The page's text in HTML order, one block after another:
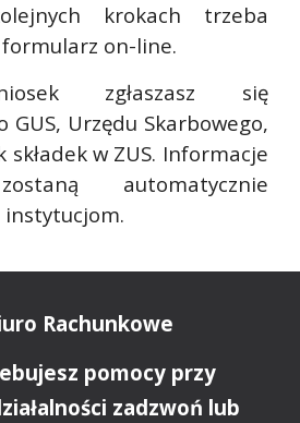
krokach trzeba
formularz on-line.
zgłaszasz się
Urzędu Skarbowego,
składek w ZUS. Informacje
automatycznie
Rachunkowe
pomocy przy
zadzwoń lub